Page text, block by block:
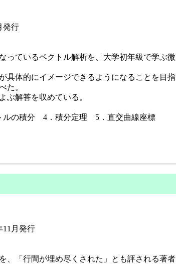
発行
ているベクトル解析を、大学初年級で学ぶ微
体的にイメージできるようになることを目指
た。
解答を収めている。
の積分 4．積分定理 5．直交曲線座標
11月発行
「行間が埋め尽くされた」とも評される著者